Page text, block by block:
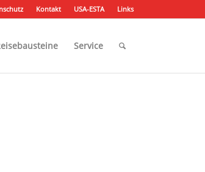
Kontakt USA-ESTA Links
Service